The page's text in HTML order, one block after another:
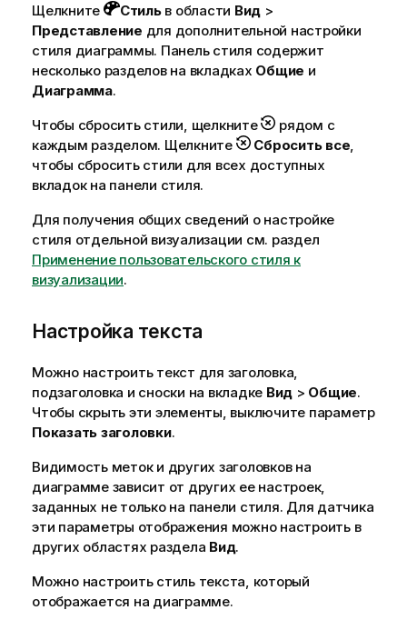
Щелкните
Стильв области Вид >
Представление для дополнительной настройки
стиля диаграммы. Панель стиля содержит
несколько разделов на вкладках Общие и
Диаграмма.
Чтобы сбросить стили, щелкните
рядом с
каждым разделом. Щелкните
Сбросить все,
чтобы сбросить стили для всех доступных
вкладок на панели стиля.
Для получения общих сведений о настройке
стиля отдельной визуализации см. раздел
Применение пользовательского стиля к
визуализации.
Настройка текста
Можно настроить текст для заголовка,
подзаголовка и сноски на вкладке Вид > Общие.
Чтобы скрыть эти элементы, выключите параметр
Показать заголовки.
Видимость меток и других заголовков на
диаграмме зависит от других ее настроек,
заданных не только на панели стиля. Для датчика
эти параметры отображения можно настроить в
других областях раздела Вид.
Можно настроить стиль текста, который
отображается на диаграмме.